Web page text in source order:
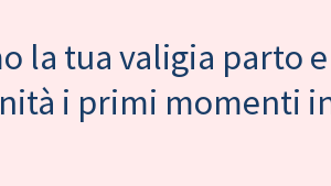
la tua valigia parto
i primi momenti